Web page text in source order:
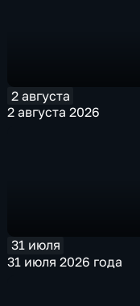
2 августа
2 августа 2026
31 июля
31 июля 2026 года